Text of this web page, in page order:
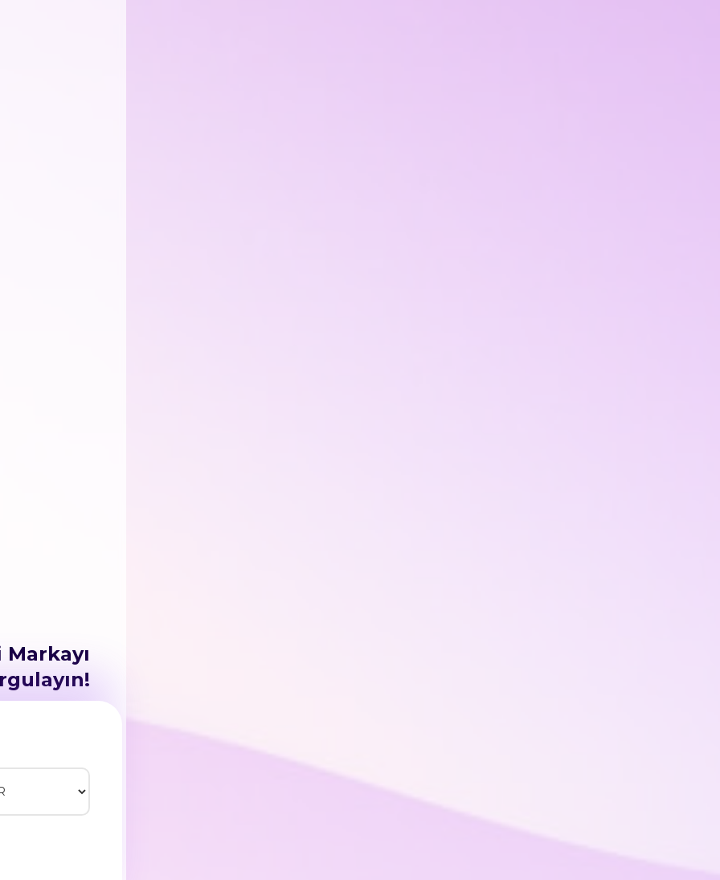
hizmet
türlü tescil
çözüm.